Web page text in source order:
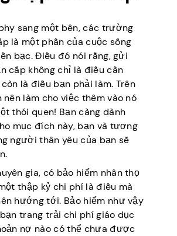
sang một bên, các trường
là một phần của cuộc sống
bạc. Điều đó nói rằng, gửi
cấp không chỉ là điều cần
là điều bạn phải làm. Trên
làm cho việc thêm vào nó
thói quen! Bạn càng dành
mục đích này, bạn và tương
người thân yêu của bạn sẽ
gia, có bảo hiểm nhân thọ
thập kỷ chi phí là điều mà
hướng tới. Bảo hiểm như vậy
trang trải chi phí giáo dục
nợ nào có thể chưa được